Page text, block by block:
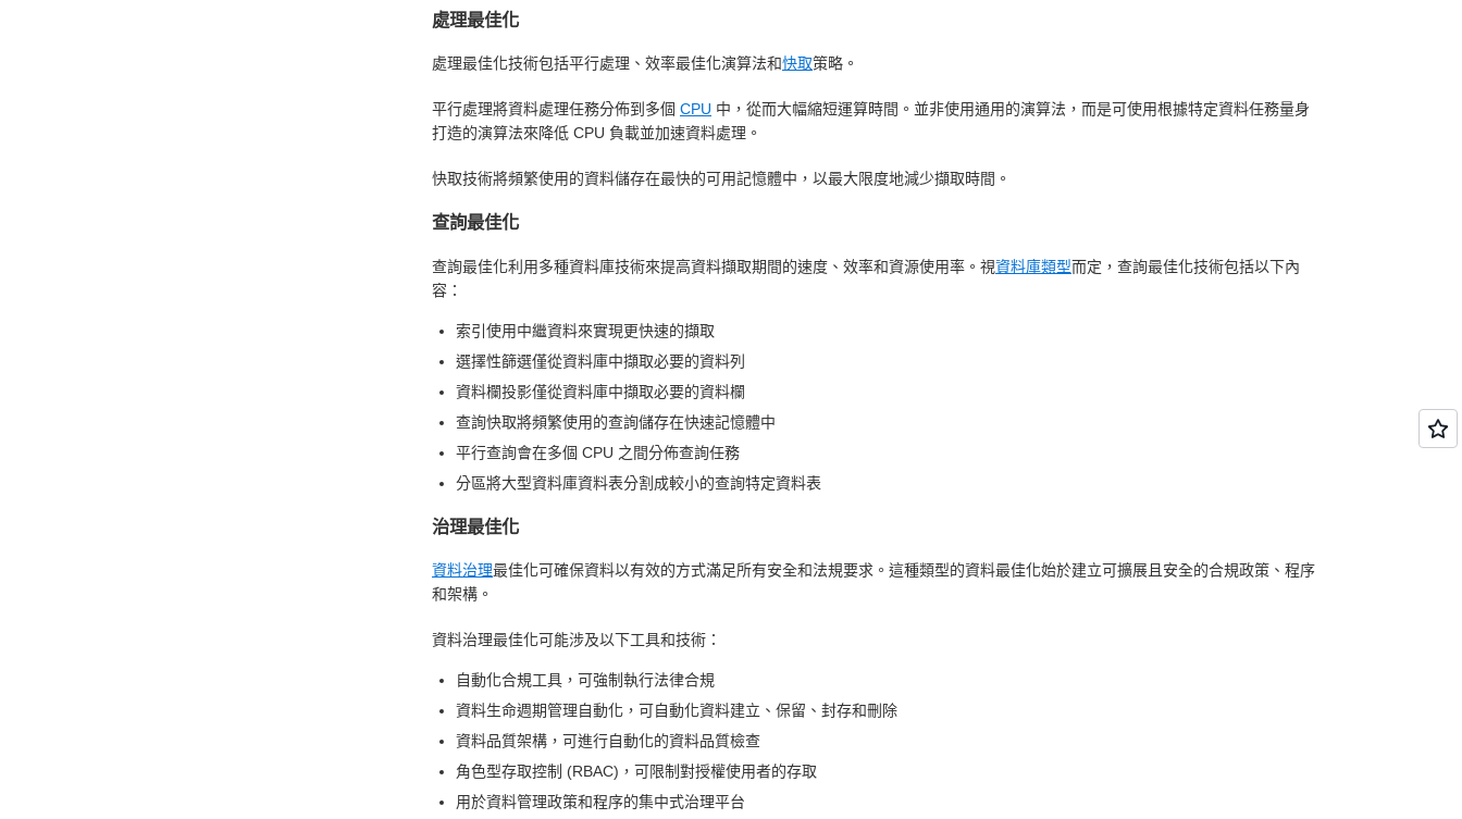
處理最佳化
處理最佳化技術包括平行處理、效率最佳化演算法和快取策略。
平行處理將資料處理任務分佈到多個 CPU 中，從而大幅縮短運算時間。並非使用通用的演算法，而是可使用根據特定資料任務量身
打造的演算法來降低 CPU 負載並加速資料處理。
快取技術將頻繁使用的資料儲存在最快的可用記憶體中，以最大限度地減少擷取時間。
查詢最佳化
查詢最佳化利用多種資料庫技術來提高資料擷取期間的速度、效率和資源使用率。視資料庫類型而定，查詢最佳化技術包括以下內
容：
索引使用中繼資料來實現更快速的擷取
選擇性篩選僅從資料庫中擷取必要的資料列
資料欄投影僅從資料庫中擷取必要的資料欄
查詢快取將頻繁使用的查詢儲存在快速記憶體中
平行查詢會在多個 CPU 之間分佈查詢任務
分區將大型資料庫資料表分割成較小的查詢特定資料表
治理最佳化
資料治理最佳化可確保資料以有效的方式滿足所有安全和法規要求。這種類型的資料最佳化始於建立可擴展且安全的合規政策、程序
和架構。
資料治理最佳化可能涉及以下工具和技術：
自動化合規工具，可強制執行法律合規
資料生命週期管理自動化，可自動化資料建立、保留、封存和刪除
資料品質架構，可進行自動化的資料品質檢查
角色型存取控制 (RBAC)，可限制對授權使用者的存取
用於資料管理政策和程序的集中式治理平台